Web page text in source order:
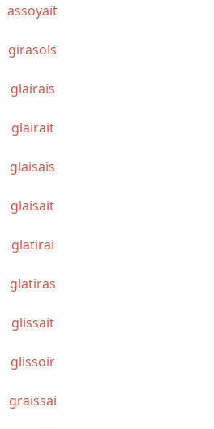
assoyait
girasols
glairais
glairait
glaisais
glaisait
glatirai
glatiras
glissait
glissoir
graissai